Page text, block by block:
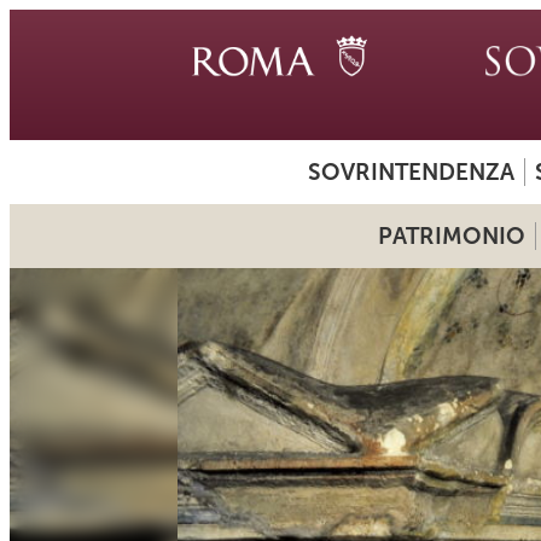
SOVRINTENDENZA
PATRIMONIO